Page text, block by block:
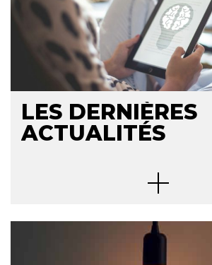
LES DERNIÈRES
ACTUALITÉS